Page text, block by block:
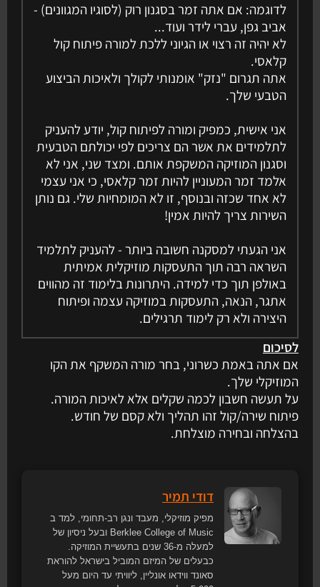
לדוגמה: אם אתה זמר בסגנון רוק (לסוגיו המגוונים) -
אביב גפן, עברי לידר ועוד...
לא יהיה זה רצוי או הגיוני ללכת למורה פיתוח קול
קלאסי.
אתה תגרום "נזק" אומנותי לקולך ולאיכות הביצוע
הטבעי שלך.
אני אישית, כמפיק ומורה לפיתוח קול, יודע להעניק
לתלמידים את אשר הם צריכים לפי יכולתם הטבעית
וסגנון המוזיקה המשקפת אותם. ומצד שני, אני לא
אלמד זמר המעוניין להיות זמר קלאסי, כי אני עצמי
לא אחד שכזה ובנוסף, זו לא המומחיות שלי. גם נותן
השירות צריך להיות אמין!
אני הגעתי למסקנה חשובה ביותר - להעניק לתלמיד
השראה רבה תוך התעסקות מוזיקלית אמיתית
באולפן תוך כדי למידה. היתרונות בלימוד זה מהווים
אתגר, הנאה, התעסקות במוזיקה עצמה ופיתוח
היצירה ולא רק לימוד תרגילים.
לסיכום
אם אתה באמת כשרוני, בחר מורה המשקף את הקו
המוזיקלי שלך.
על תעשה חשבון לכמה שקלים אלא לאיכות המורה.
פיתוח שירה/קול זהו תהליך ולא קסם של חודש.
בהצלחה ובחירה מוצלחת.
דודי תמיר
מפיק מוזיקלי, מעבד ונגן רב-תחומי, למד ב
Berklee College of Music ובעל ניסיון של
למעלה מ-36 שנים בתעשיית המוזיקה.
כבעלים של המיזם המוביל בישראל להוראת
סאונד ווידאו אונליין, ליוויתי עד היום מעל